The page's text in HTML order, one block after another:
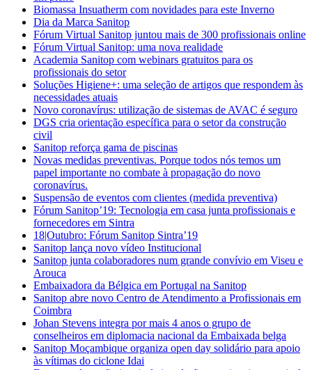
Biomassa Insuatherm com novidades para este Inverno
Dia da Marca Sanitop
Fórum Virtual Sanitop juntou mais de 300 profissionais online
Fórum Virtual Sanitop: uma nova realidade
Academia Sanitop com webinars gratuitos para os
profissionais do setor
Soluções Higiene+: uma seleção de artigos que respondem às
necessidades atuais
Novo coronavírus: utilização de sistemas de AVAC é seguro
DGS cria orientação específica para o setor da construção
civil
Sanitop reforça gama de piscinas
Novas medidas preventivas. Porque todos nós temos um
papel importante no combate à propagação do novo
coronavírus.
Suspensão de eventos com clientes (medida preventiva)
Fórum Sanitop’19: Tecnologia em casa junta profissionais e
fornecedores em Sintra
18|Outubro: Fórum Sanitop Sintra’19
Sanitop lança novo vídeo Institucional
Sanitop junta colaboradores num grande convívio em Viseu e
Arouca
Embaixadora da Bélgica em Portugal na Sanitop
Sanitop abre novo Centro de Atendimento a Profissionais em
Coimbra
Johan Stevens integra por mais 4 anos o grupo de
conselheiros em diplomacia nacional da Embaixada belga
Sanitop Moçambique organiza open day solidário para apoio
às vítimas do ciclone Idai